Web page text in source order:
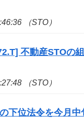
（STO）
不動産STOの
（STO）
の下位法令を今月